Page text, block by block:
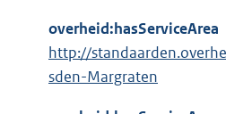
overheid:hasServiceArea
http://
sden-Margraten